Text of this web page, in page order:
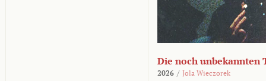
Die noch unbekannten
2026 / Jola Wieczorek